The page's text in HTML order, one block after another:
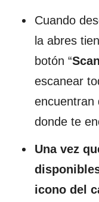
Cuando
la abres
botón “Scan
escanear
encuentran
donde te
Una vez
icono del